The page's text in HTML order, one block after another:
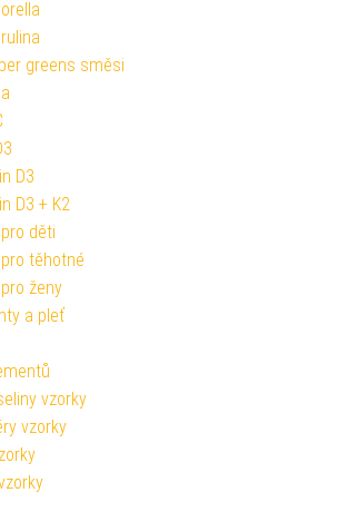
greens směsi
D3
D3 + K2
děti
těhotné
ženy
a pleť
vzorky
vzorky